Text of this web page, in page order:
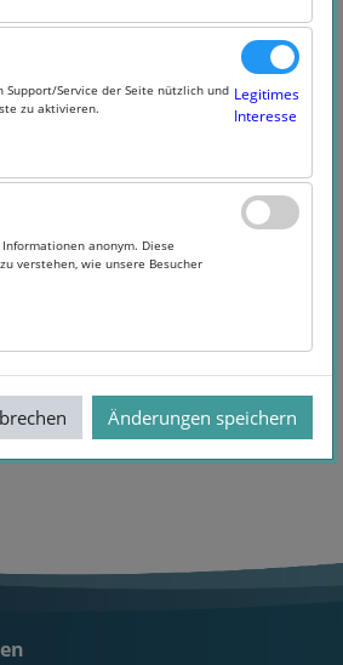
Themeneinschränkung
Foren durchsuchen
Support/Service der Seite nützlich und
zu aktivieren.
Legitimes
Interesse
anonym. Diese
verstehen, wie unsere Besucher
Änderungen speichern
Support/Service der Seite nützlich und
zu aktivieren.
Legitimes
Interesse
anonym. Diese
verstehen, wie unsere Besucher
Änderungen speichern